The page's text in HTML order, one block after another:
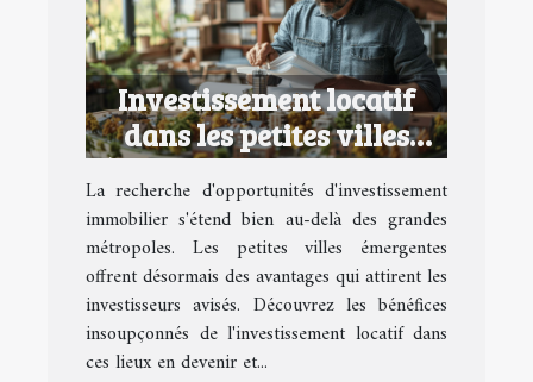
Investissement locatif
dans les petites villes
émergentes avantages et
opportunités
La recherche d'opportunités d'investissement
immobilier s'étend bien au-delà des grandes
métropoles. Les petites villes émergentes
offrent désormais des avantages qui attirent les
investisseurs avisés. Découvrez les bénéfices
insoupçonnés de l'investissement locatif dans
ces lieux en devenir et...